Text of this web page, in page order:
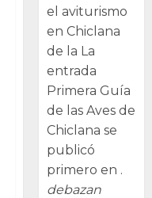
el aviturismo
en Chiclana
de la La
entrada
Primera Guía
de las Aves de
Chiclana se
publicó
primero en .
debazan